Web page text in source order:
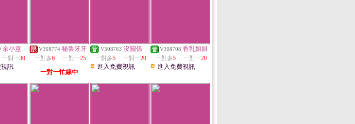
余小意
一對一30
訊
V308774 秘魯牙牙
一對多6 一對一25
一對一忙線中
V308763 沒關係
一對多5 一對一20
進入免費視訊
V308708 香乳姐姐
一對多5 一對一20
進入免費視訊